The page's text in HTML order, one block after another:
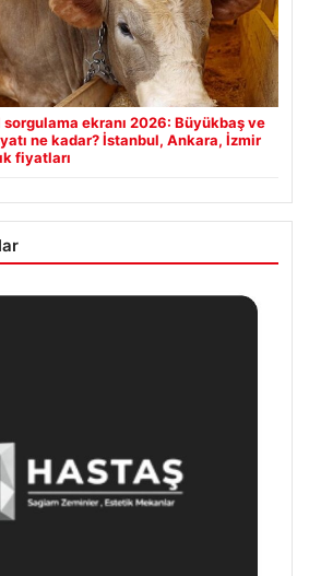
ekranı 2026: Büyükbaş ve
ne kadar? İstanbul, Ankara, İzmir
fiyatları